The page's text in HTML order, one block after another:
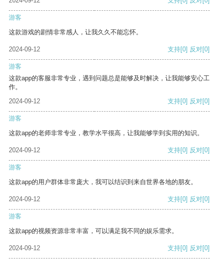
游客
这款游戏的剧情非常感人，让我久久不能忘怀。
2024-09-12 支持[0] 反对[0]
游客
这款app的客服非常专业，遇到问题总是能够及时解决，让我能够安心工
作。
2024-09-12
支持[0] 反对[0]
游客
这款app的老师非常专业，教学水平很高，让我能够学到实用的知识。
2024-09-12 支持[0] 反对[0]
游客
这款app的用户群体非常庞大，我可以结识到来自世界各地的朋友。
2024-09-12 支持[0] 反对[0]
游客
这款app的视频资源非常丰富，可以满足我不同的娱乐需求。
2024-09-12 支持[0] 反对[0]